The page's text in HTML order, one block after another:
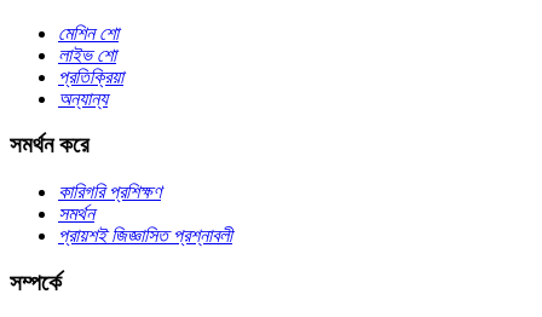
মেশিন শো
লাইভ শো
প্রতিক্রিয়া
অন্যান্য
সমর্থন করে
কারিগরি প্রশিক্ষণ
সমর্থন
প্রায়শই জিজ্ঞাসিত প্রশ্নাবলী
সম্পর্কে